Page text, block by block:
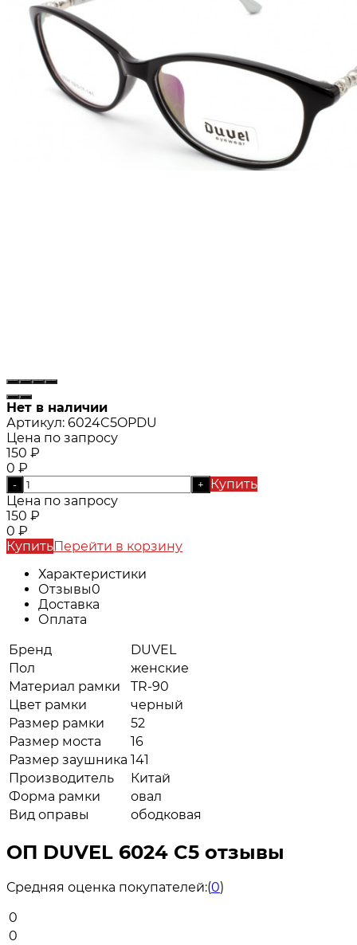
Нет в наличии
Артикул: 6024C5OPDU
Цена по запросу
150 ₽
0 ₽
- +
Купить
Цена по запросу
150 ₽
0 ₽
КупитьПерейти в корзину
Характеристики
Отзывы0
Доставка
Оплата
Бренд
DUVEL
Пол
женские
Материал рамки
TR-90
Цвет рамки
черный
Размер рамки
52
Размер моста
16
Размер заушника 141
Производитель
Китай
Форма рамки
овал
Вид оправы
ободковая
ОП DUVEL 6024 C5 отзывы
Средняя оценка покупателей:(0)
0
0